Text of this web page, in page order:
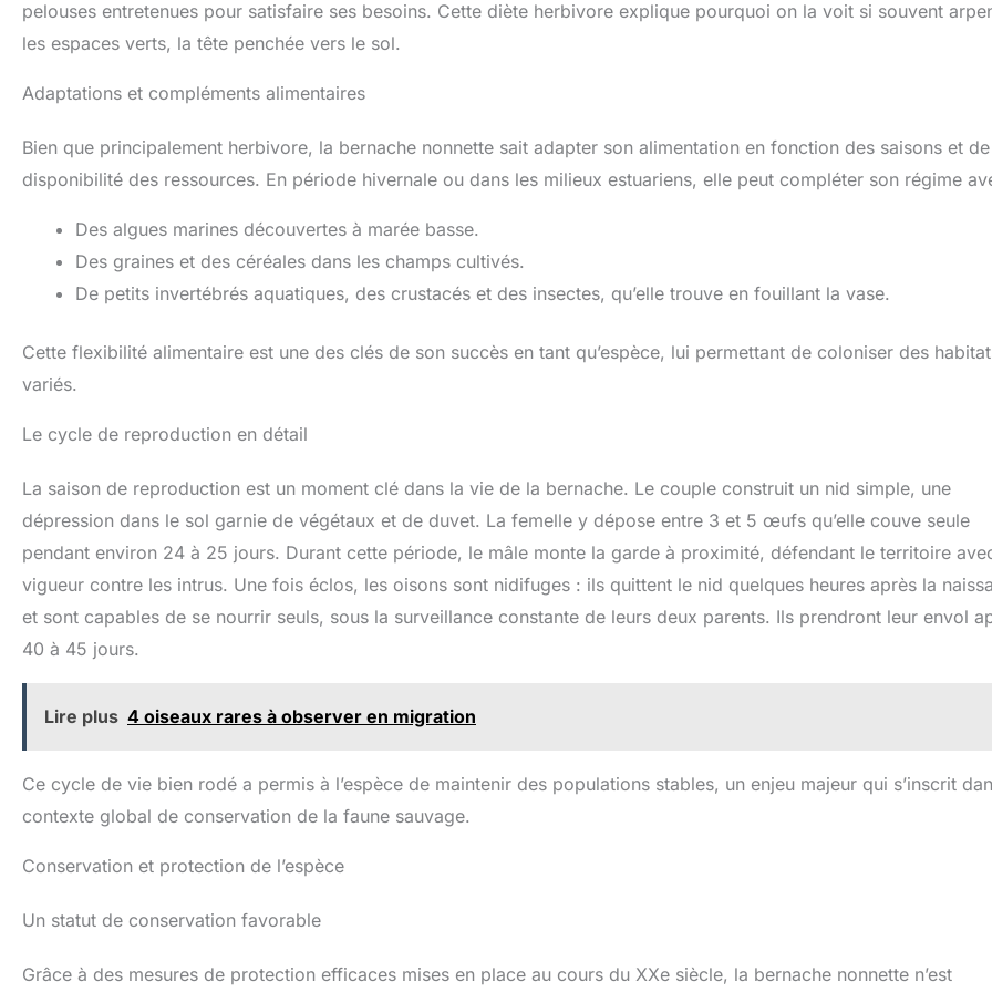
pelouses entretenues pour satisfaire ses besoins. Cette diète herbivore explique pourquoi on la voit si souvent
les espaces verts, la tête penchée vers le sol.
Adaptations et compléments alimentaires
Bien que principalement herbivore, la bernache nonnette sait adapter son alimentation en fonction des saisons et
disponibilité des ressources. En période hivernale ou dans les milieux estuariens, elle peut compléter son régime
Des algues marines découvertes à marée basse.
Des graines et des céréales dans les champs cultivés.
De petits invertébrés aquatiques, des crustacés et des insectes, qu’elle trouve en fouillant la vase.
Cette flexibilité alimentaire est une des clés de son succès en tant qu’espèce, lui permettant de coloniser des
variés.
Le cycle de reproduction en détail
La saison de reproduction est un moment clé dans la vie de la bernache. Le couple construit un nid simple, une
dépression dans le sol garnie de végétaux et de duvet. La femelle y dépose entre 3 et 5 œufs qu’elle couve seule
pendant environ 24 à 25 jours. Durant cette période, le mâle monte la garde à proximité, défendant le territoire
vigueur contre les intrus. Une fois éclos, les oisons sont nidifuges : ils quittent le nid quelques heures après la
et sont capables de se nourrir seuls, sous la surveillance constante de leurs deux parents. Ils prendront leur envol
40 à 45 jours.
Lire plus 4 oiseaux rares à observer en migration
Ce cycle de vie bien rodé a permis à l’espèce de maintenir des populations stables, un enjeu majeur qui s’inscrit
contexte global de conservation de la faune sauvage.
Conservation et protection de l’espèce
Un statut de conservation favorable
Grâce à des mesures de protection efficaces mises en place au cours du XXe siècle, la bernache nonnette n’est